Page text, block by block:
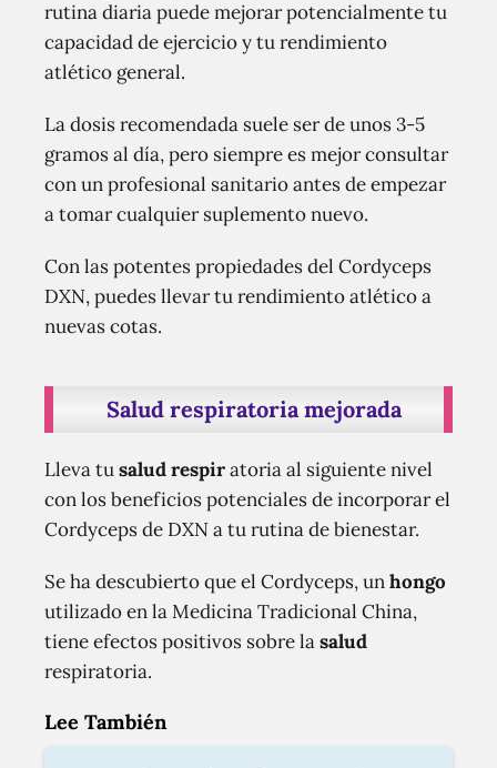
rutina diaria puede mejorar potencialmente tu
capacidad de ejercicio y tu rendimiento
atlético general.
La dosis recomendada suele ser de unos 3-5
gramos al día, pero siempre es mejor consultar
con un profesional sanitario antes de empezar
a tomar cualquier suplemento nuevo.
Con las potentes propiedades del Cordyceps
DXN, puedes llevar tu rendimiento atlético a
nuevas cotas.
Salud respiratoria mejorada
Lleva tusalud respiratoria al siguiente nivel
con los beneficios potenciales de incorporar el
Cordyceps de DXN a tu rutina de bienestar.
Se ha descubierto que el Cordyceps, unhongo
utilizado en la Medicina Tradicional China,
tiene efectos positivos sobre lasalud
respiratoria.
Lee También